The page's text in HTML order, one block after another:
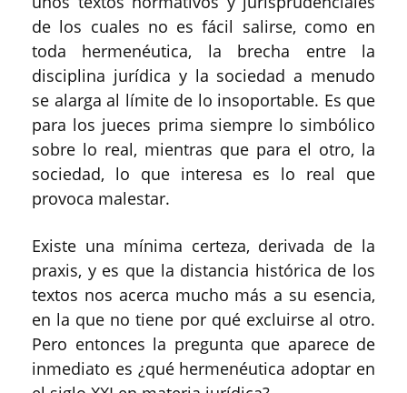
de los cuales no es fácil salirse, como en
toda hermenéutica, la brecha entre la
disciplina jurídica y la sociedad a menudo
se alarga al límite de lo insoportable. Es que
para los jueces prima siempre lo simbólico
sobre lo real, mientras que para el otro, la
sociedad, lo que interesa es lo real que
provoca malestar.
Existe una mínima certeza, derivada de la
praxis, y es que la distancia histórica de los
textos nos acerca mucho más a su esencia,
en la que no tiene por qué excluirse al otro.
Pero entonces la pregunta que aparece de
inmediato es ¿qué hermenéutica adoptar en